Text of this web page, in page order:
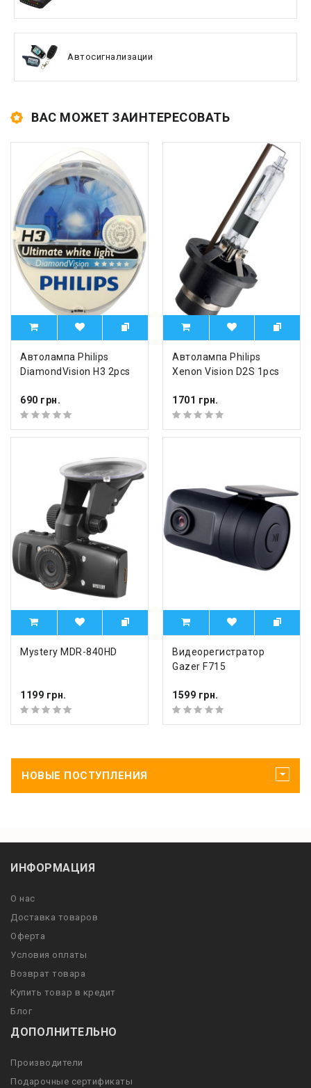
Автосигнализации
ВАС МОЖЕТ ЗАИНТЕРЕСОВАТЬ
Автолампа Philips
DiamondVision H3 2pcs
690 грн.
Автолампа Philips
Xenon Vision D2S 1pcs
1701 грн.
Mystery MDR-840HD
1199 грн.
Видеорегистратор
Gazer F715
1599 грн.
НОВЫЕ ПОСТУПЛЕНИЯ
ИНФОРМАЦИЯ
О нас
Доставка товаров
Оферта
Условия оплаты
Возврат товара
Купить товар в кредит
Блог
ДОПОЛНИТЕЛЬНО
Производители
Подарочные сертификаты